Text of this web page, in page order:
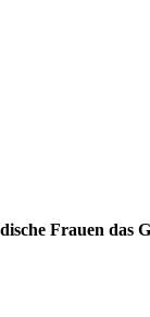
Frau­en das